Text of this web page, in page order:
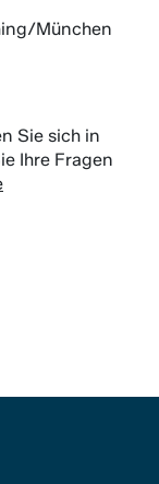
München
Sie sich in
Ihre Fragen